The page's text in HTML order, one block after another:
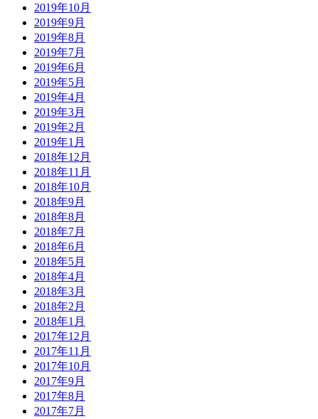
2019年10月
2019年9月
2019年8月
2019年7月
2019年6月
2019年5月
2019年4月
2019年3月
2019年2月
2019年1月
2018年12月
2018年11月
2018年10月
2018年9月
2018年8月
2018年7月
2018年6月
2018年5月
2018年4月
2018年3月
2018年2月
2018年1月
2017年12月
2017年11月
2017年10月
2017年9月
2017年8月
2017年7月